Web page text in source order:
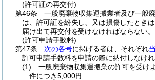
(許可証の再交付)
第46条
一般廃棄物収集運搬業者及び一般
は、許可証を紛失し、又は損傷したとき
届け出て再交付を受けなければならない。
(許可申請手数料)
第47条
次の各号に掲げる者は、それぞれ
許可申請手数料を申請の際に納付しなけれ
(1)
一般廃棄物収集運搬業の許可を受け
件につき5,000円